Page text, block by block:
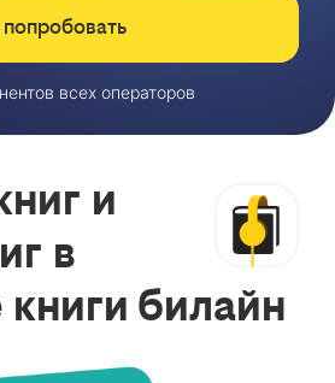
попробовать
всех операторов
и
в
билайн